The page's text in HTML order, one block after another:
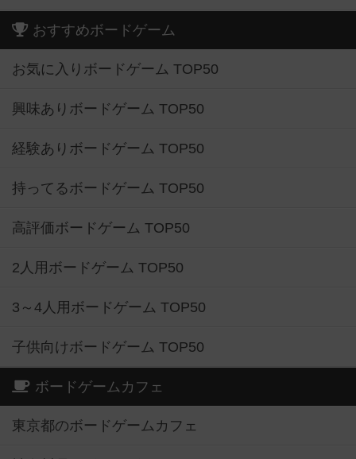
おすすめボードゲーム
お気に入りボードゲーム TOP50
興味ありボードゲーム TOP50
経験ありボードゲーム TOP50
持ってるボードゲーム TOP50
高評価ボードゲーム TOP50
2人用ボードゲーム TOP50
3～4人用ボードゲーム TOP50
子供向けボードゲーム TOP50
ボードゲームカフェ
東京都のボードゲームカフェ